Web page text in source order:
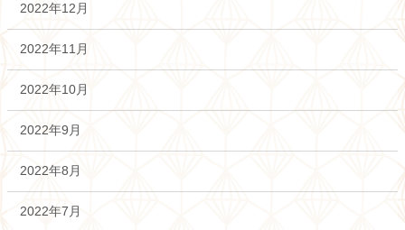
2022年12月
2022年11月
2022年10月
2022年9月
2022年8月
2022年7月